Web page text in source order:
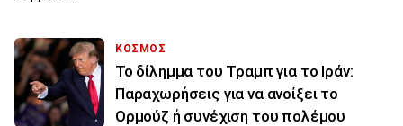
ΚΟΣΜΟΣ
Το δίλημμα του Τραμπ για το Ιράν:
Παραχωρήσεις για να ανοίξει το
Ορμούζ ή συνέχιση του πολέμου